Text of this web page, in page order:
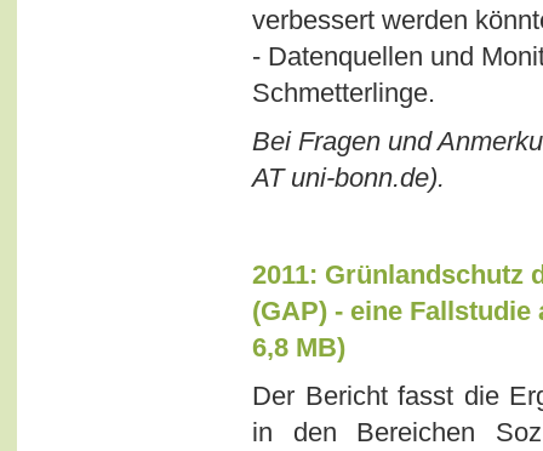
verbessert werden
- Datenquellen und
Schmetterlinge.
Bei Fragen und
AT uni-bonn.de).
2011: Grünlandschutz
(GAP) - eine
6,8 MB)
Der Bericht fasst die
in den Bereichen